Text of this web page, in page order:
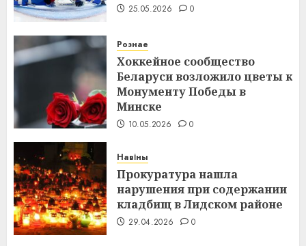
25.05.2026 0
Рознае
Хоккейное сообщество
Беларуси возложило цветы к
Монументу Победы в
Минске
10.05.2026 0
Навіны
Прокуратура нашла
нарушения при содержании
кладбищ в Лидском районе
29.04.2026 0